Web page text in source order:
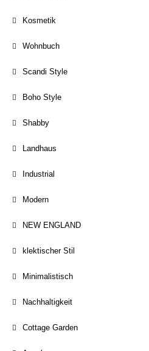
Kosmetik
Wohnbuch
Scandi Style
Boho Style
Shabby
Landhaus
Industrial
Modern
NEW ENGLAND
klektischer Stil
Minimalistisch
Nachhaltigkeit
Cottage Garden